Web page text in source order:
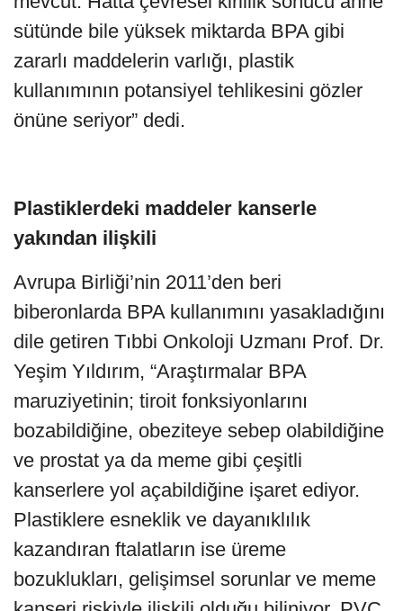
sütünde bile yüksek miktarda BPA gibi
zararlı maddelerin varlığı, plastik
kullanımının potansiyel tehlikesini gözler
önüne seriyor” dedi.
Plastiklerdeki maddeler kanserle
yakından ilişkili
Avrupa Birliği’nin 2011’den beri
biberonlarda BPA kullanımını yasakladığını
dile getiren Tıbbi Onkoloji Uzmanı Prof. Dr.
Yeşim Yıldırım, “Araştırmalar BPA
maruziyetinin; tiroit fonksiyonlarını
bozabildiğine, obeziteye sebep olabildiğine
ve prostat ya da meme gibi çeşitli
kanserlere yol açabildiğine işaret ediyor.
Plastiklere esneklik ve dayanıklılık
kazandıran ftalatların ise üreme
bozuklukları, gelişimsel sorunlar ve meme